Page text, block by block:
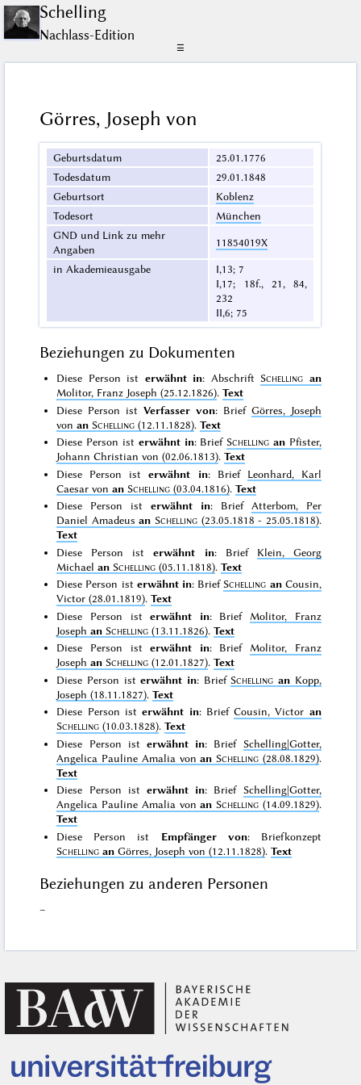
Schelling
Nachlass-Edition
☰
Görres, Joseph von
Geburtsdatum
25.01.1776
Todesdatum
29.01.1848
Geburtsort
Koblenz
Todesort
München
GND und Link zu mehr
Angaben
11854019X
in Akademieausgabe
I,13; 7
I,17; 18f., 21, 84,
232
II,6; 75
Beziehungen zu Dokumenten
Diese Person ist erwähnt in: AbschriftSchelling an
Molitor, Franz Joseph (25.12.1826).Text
Diese Person istVerfasser von: Brief Görres, Joseph
vonan Schelling (12.11.1828).Text
Diese Person ist erwähnt in: BriefSchelling anPfister,
Johann Christian von (02.06.1813).Text
Diese Person isterwähnt in: Brief Leonhard, Karl
Caesar vonan Schelling (03.04.1816).Text
Diese Person isterwähnt in: Brief Atterbom, Per
Daniel Amadeusan Schelling (23.05.1818 - 25.05.1818).
Text
Diese Person isterwähnt in: Brief Klein, Georg
Michaelan Schelling (05.11.1818).Text
Diese Person ist erwähnt in: BriefSchelling anCousin,
Victor (28.01.1819).Text
Diese Person isterwähnt in: Brief Molitor, Franz
Josephan Schelling (13.11.1826).Text
Diese Person isterwähnt in: Brief Molitor, Franz
Josephan Schelling (12.01.1827).Text
Diese Person isterwähnt in: Brief Schelling an Kopp,
Joseph (18.11.1827).Text
Diese Person isterwähnt in: BriefCousin, Victor an
Schelling (10.03.1828).Text
Diese Person ist erwähnt in: Brief Schelling|Gotter,
Angelica Pauline Amalia vonan Schelling (28.08.1829).
Text
Diese Person ist erwähnt in: Brief Schelling|Gotter,
Angelica Pauline Amalia vonan Schelling (14.09.1829).
Text
Diese Person ist Empfänger von: Briefkonzept
Schelling an Görres, Joseph von (12.11.1828).Text
Beziehungen zu anderen Personen
–